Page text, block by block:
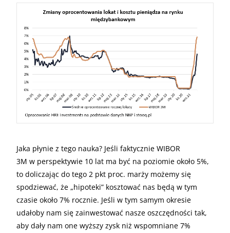
Jaka płynie z tego nauka? Jeśli faktycznie WIBOR
3M w perspektywie 10 lat ma być na poziomie około 5%,
to doliczając do tego 2 pkt proc. marży możemy się
spodziewać, że „hipoteki” kosztować nas będą w tym
czasie około 7% rocznie. Jeśli w tym samym okresie
udałoby nam się zainwestować nasze oszczędności tak,
aby dały nam one wyższy zysk niż wspomniane 7%